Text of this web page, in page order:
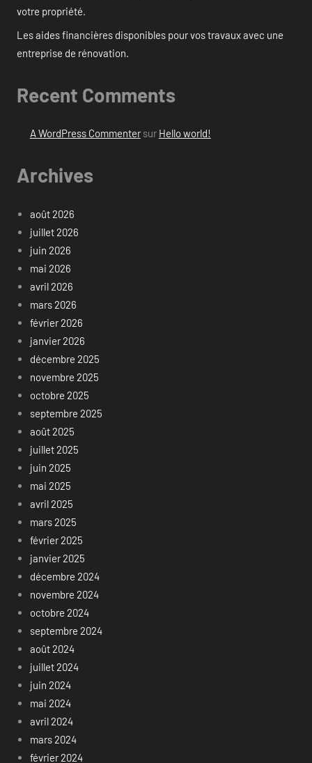
votre propriété.
Les aides financières disponibles pour vos travaux avec une
entreprise de rénovation.
Recent Comments
A WordPress Commentersur Hello world!
Archives
août 2026
juillet 2026
juin 2026
mai 2026
avril 2026
mars 2026
février 2026
janvier 2026
décembre 2025
novembre 2025
octobre 2025
septembre 2025
août 2025
juillet 2025
juin 2025
mai 2025
avril 2025
mars 2025
février 2025
janvier 2025
décembre 2024
novembre 2024
octobre 2024
septembre 2024
août 2024
juillet 2024
juin 2024
mai 2024
avril 2024
mars 2024
février 2024